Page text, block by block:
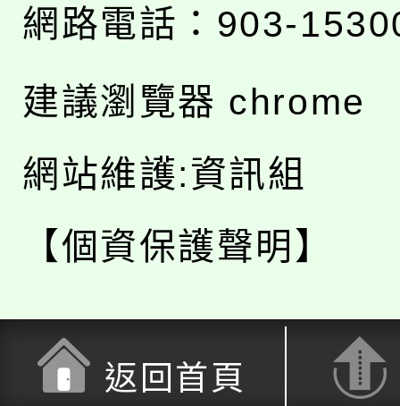
網路電話：903-
建議瀏覽器 chrome
網站維護:資訊組
【個資保護聲明】
返回首頁